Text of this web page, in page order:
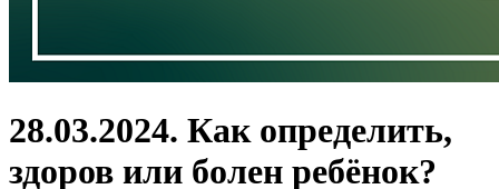
28.03.2024. Как определить,
здоров или болен ребёнок?